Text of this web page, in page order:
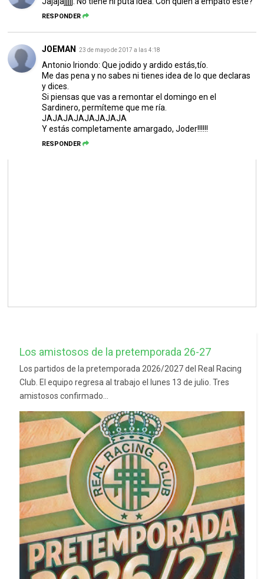
RESPONDER
JOEMAN 23 de mayo de 2017 a las 4:18
Antonio Iriondo: Que jodido y ardido estás,tío.
Me das pena y no sabes ni tienes idea de lo que declaras
y dices.
Si piensas que vas a remontar el domingo en el
Sardinero, permíteme que me ría.
JAJAJAJAJAJAJAJA
Y estás completamente amargado, Joder!!!!!!
RESPONDER
Los amistosos de la pretemporada 26-27
Los partidos de la pretemporada 2026/2027 del Real Racing
Club. El equipo regresa al trabajo el lunes 13 de julio. Tres
amistosos confirmado...